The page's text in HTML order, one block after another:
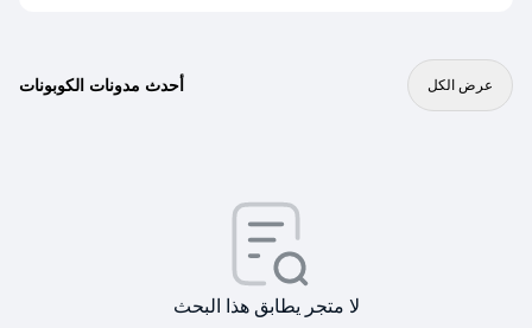
أحدث مدونات الكوبونات عرض الكل
لا متجر يطابق هذا البحث